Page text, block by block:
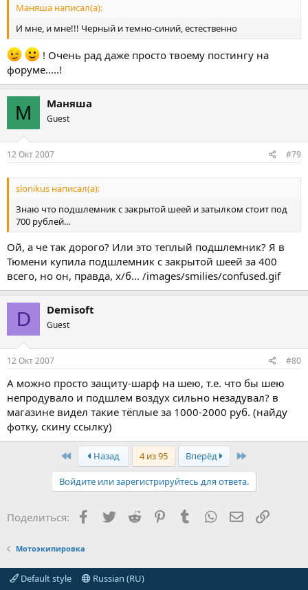
Маняша написал(а):
И мне, и мне!!! Черный и темно-синий, естественно
! Очень рад даже просто твоему постингу на
форуме.....!
М Маняша
Guest
12 Окт 2007 #79
slonikus написал(а):
Знаю что подшлемник с закрытой шеей и затылком стоит под
700 рублей...
Ой, а че так дорого? Или это теплый подшлемник? Я в
Тюмени купила подшлемник с закрытой шеей за 400
всего, но он, правда, х/б... /images/smilies/confused.gif
D Demisoft
Guest
12 Окт 2007 #80
А можно просто защиту-шарф на шею, т.е. что бы шею
непродувало и подшлем воздух сильно незадувал? в
магазине видел такие тёплые за 1000-2000 руб. (найду
фотку, скину ссылку)
First Назад 4 из 95 Вперёд Last
Войдите или зарегистрируйтесь для ответа.
Поделиться: Facebook
TwitterReddit PinterestTumblr WhatsApp Ссылка
Мотоэкипировка
Default style Russian (RU)